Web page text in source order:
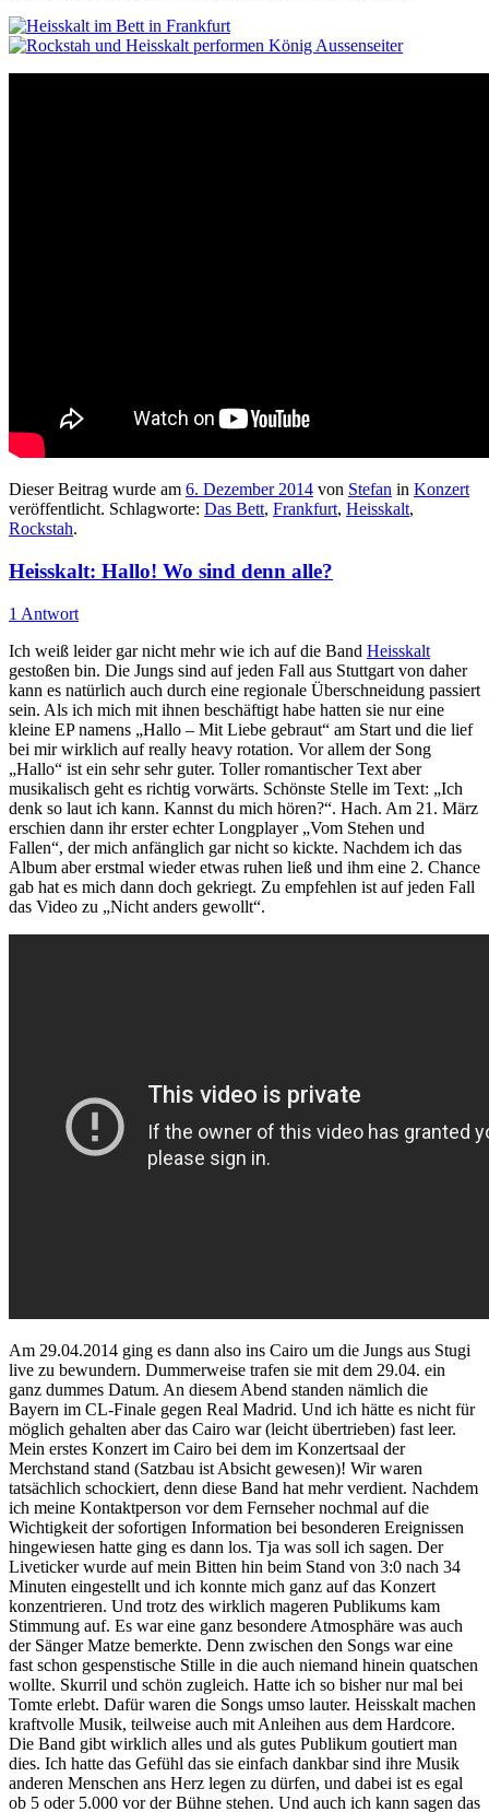
Dieser Beitrag wurde am 6. Dezember 2014 von Stefan in Konzert
veröffentlicht. Schlagworte: Das Bett, Frankfurt, Heisskalt,
Rockstah.
Heisskalt: Hallo! Wo sind denn alle?
1 Antwort
Ich weiß leider gar nicht mehr wie ich auf die Band Heisskalt
gestoßen bin. Die Jungs sind auf jeden Fall aus Stuttgart von daher
kann es natürlich auch durch eine regionale Überschneidung passiert
sein. Als ich mich mit ihnen beschäftigt habe hatten sie nur eine
kleine EP namens „Hallo – Mit Liebe gebraut“ am Start und die lief
bei mir wirklich auf really heavy rotation. Vor allem der Song
„Hallo“ ist ein sehr sehr guter. Toller romantischer Text aber
musikalisch geht es richtig vorwärts. Schönste Stelle im Text: „Ich
denk so laut ich kann. Kannst du mich hören?“. Hach. Am 21. März
erschien dann ihr erster echter Longplayer „Vom Stehen und
Fallen“, der mich anfänglich gar nicht so kickte. Nachdem ich das
Album aber erstmal wieder etwas ruhen ließ und ihm eine 2. Chance
gab hat es mich dann doch gekriegt. Zu empfehlen ist auf jeden Fall
das Video zu „Nicht anders gewollt“.
Am 29.04.2014 ging es dann also ins Cairo um die Jungs aus Stugi
live zu bewundern. Dummerweise trafen sie mit dem 29.04. ein
ganz dummes Datum. An diesem Abend standen nämlich die
Bayern im CL-Finale gegen Real Madrid. Und ich hätte es nicht für
möglich gehalten aber das Cairo war (leicht übertrieben) fast leer.
Mein erstes Konzert im Cairo bei dem im Konzertsaal der
Merchstand stand (Satzbau ist Absicht gewesen)! Wir waren
tatsächlich schockiert, denn diese Band hat mehr verdient. Nachdem
ich meine Kontaktperson vor dem Fernseher nochmal auf die
Wichtigkeit der sofortigen Information bei besonderen Ereignissen
hingewiesen hatte ging es dann los. Tja was soll ich sagen. Der
Liveticker wurde auf mein Bitten hin beim Stand von 3:0 nach 34
Minuten eingestellt und ich konnte mich ganz auf das Konzert
konzentrieren. Und trotz des wirklich mageren Publikums kam
Stimmung auf. Es war eine ganz besondere Atmosphäre was auch
der Sänger Matze bemerkte. Denn zwischen den Songs war eine
fast schon gespenstische Stille in die auch niemand hinein quatschen
wollte. Skurril und schön zugleich. Hatte ich so bisher nur mal bei
Tomte erlebt. Dafür waren die Songs umso lauter. Heisskalt machen
kraftvolle Musik, teilweise auch mit Anleihen aus dem Hardcore.
Die Band gibt wirklich alles und als gutes Publikum goutiert man
dies. Ich hatte das Gefühl das sie einfach dankbar sind ihre Musik
anderen Menschen ans Herz legen zu dürfen, und dabei ist es egal
ob 5 oder 5.000 vor der Bühne stehen. Und auch ich kann sagen das